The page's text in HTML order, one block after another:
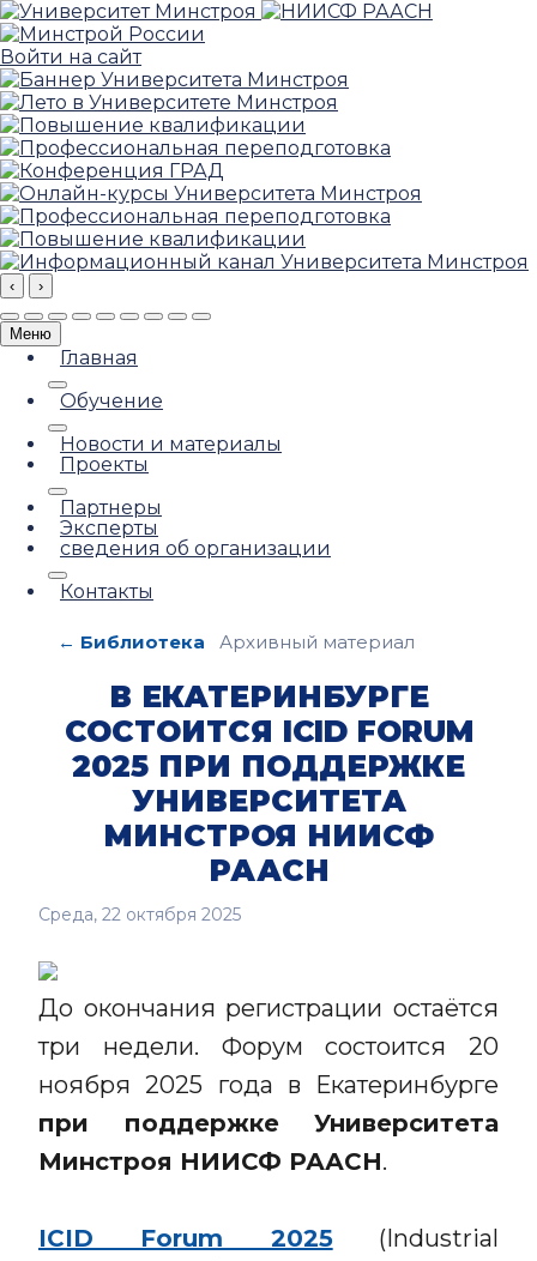
Войти на сайт
‹ ›
Меню
Главная
Обучение
Новости и материалы
Проекты
Партнеры
Эксперты
сведения об организации
Контакты
← Библиотека Архивный материал
В ЕКАТЕРИНБУРГЕ
СОСТОИТСЯ ICID FORUM
2025 ПРИ ПОДДЕРЖКЕ
УНИВЕРСИТЕТА
МИНСТРОЯ НИИСФ
РААСН
Среда, 22 октября 2025
До окончания регистрации остаётся
три недели. Форум состоится 20
ноября 2025 года в Екатеринбурге
при поддержке Университета
Минстроя НИИСФ РААСН.
ICID Forum 2025(Industrial